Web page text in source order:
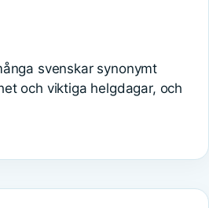
svenskar synonymt
och viktiga helgdagar, och